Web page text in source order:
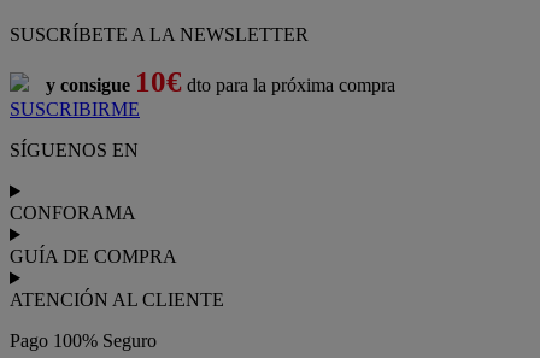
SUSCRÍBETE A LA NEWSLETTER
y consigue 10€ dto para la próxima compra
SUSCRIBIRME
SÍGUENOS EN
CONFORAMA
GUÍA DE COMPRA
ATENCIÓN AL CLIENTE
Pago 100% Seguro